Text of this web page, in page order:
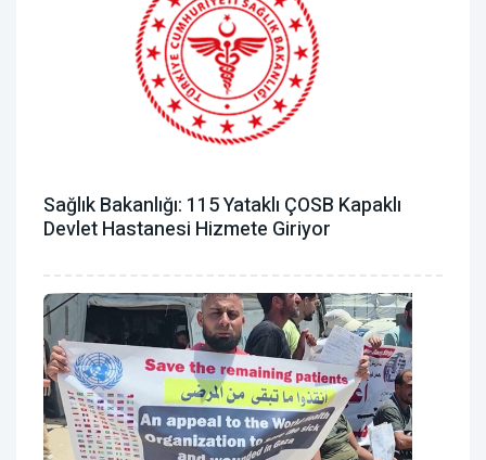
Sağlık Bakanlığı: 115 Yataklı ÇOSB Kapaklı
Devlet Hastanesi Hizmete Giriyor